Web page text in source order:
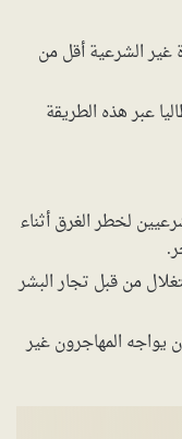
غير الشرعية أقل من
عبر هذه الطريقة
لخطر الغرق أثناء
من قبل تجار البشر
يواجه المهاجرون غير